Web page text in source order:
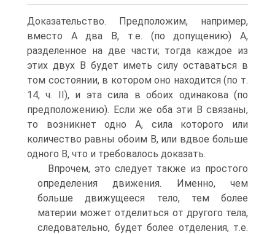
Доказательство. Предположим, например,
вместо А два В, т.е. (по допущению) А,
разделенное на две части; тогда каждое из
этих двух В будет иметь силу оставаться в
том состоянии, в котором оно находится (по т.
14, ч. II), и эта сила в обоих одинакова (по
предположению). Если же оба эти В связаны,
то возникнет одно А, сила которого или
количество равны обоим В, или вдвое больше
одного В, что и требовалось доказать.
Впрочем, это следует также из простого
определения движения. Именно, чем
больше движущееся тело, тем более
материи может отделиться от другого тела,
следовательно, будет более отделения, т.е.